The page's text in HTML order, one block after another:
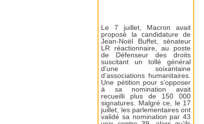
Le 7 juillet, Macron avait
proposé la candidature de
Jean-Noël Buffet, sénateur
LR réactionnaire, au poste
de Défenseur des droits
suscitant un tollé général
d’une soixantaine
d’associations humanitaires.
Une pétition pour s’opposer
à sa nomination avait
recueilli plus de 150 000
signatures. Malgré ce, le 17
juillet, les parlementaires ont
validé sa nomination par 43